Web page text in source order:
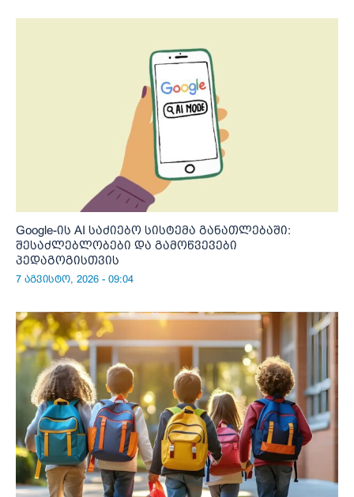
Google-ის AI საძიებო სისტემა განათლებაში:
შესაძლებლობები და გამოწვევები
პედაგოგისთვის
7 აგვისტო, 2026 - 09:04